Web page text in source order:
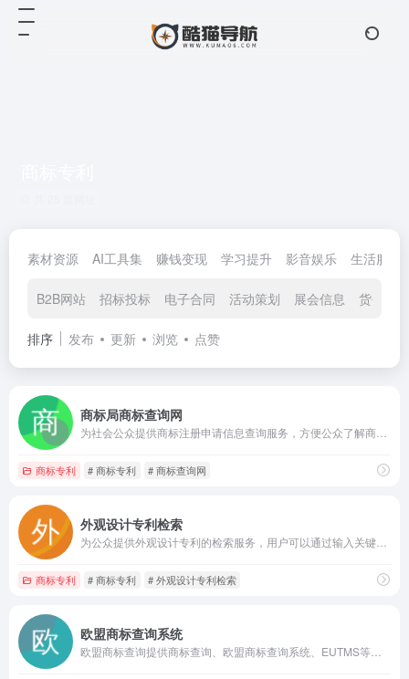
素材资源 AI工具集 赚钱变现 学习提升 影音娱乐 生活服务
B2B网站 招标投标 电子合同 活动策划 展会信息 货代物流
排序 发布 更新 浏览 点赞
商标局商标查询网
商标专利 # 商标专利 # 商标查询网
外观设计专利检索
商标专利 # 商标专利 # 外观设计专利检索
欧盟商标查询系统